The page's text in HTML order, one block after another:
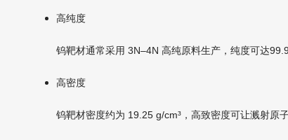
高纯度
钨靶材通常采用 3N–4N 高纯原料生产，纯度可达
高密度
钨靶材密度约为 19.25 g/cm³，高致密度可让溅射原